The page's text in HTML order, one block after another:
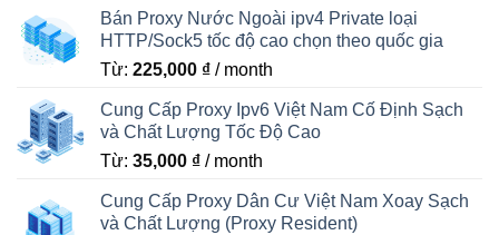
Bán Proxy Nước Ngoài ipv4 Private loại
HTTP/Sock5 tốc độ cao chọn theo quốc gia
Từ: 225,000 ₫ / month
Cung Cấp Proxy Ipv6 Việt Nam Cố Định Sạch
và Chất Lượng Tốc Độ Cao
Từ: 35,000 ₫ / month
Cung Cấp Proxy Dân Cư Việt Nam Xoay Sạch
và Chất Lượng (Proxy Resident)